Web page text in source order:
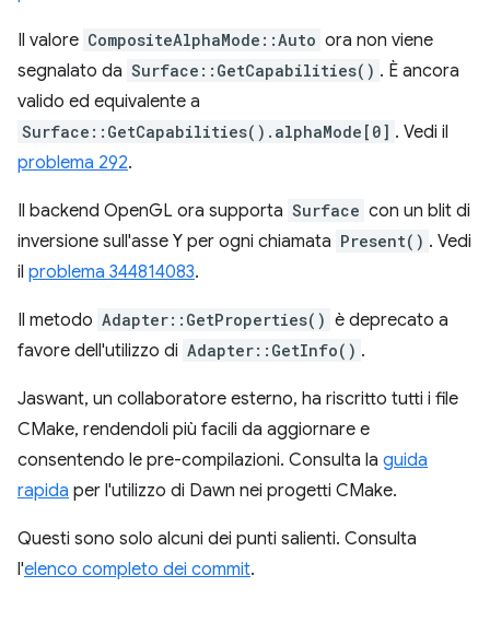
Il valore CompositeAlphaMode::Auto ora non viene
segnalato da Surface::GetCapabilities() . È ancora
valido ed equivalente a
Surface::GetCapabilities().alphaMode[0] . Vedi il
problema 292.
Il backend OpenGL ora supporta Surface con un blit di
inversione sull'asse Y per ogni chiamata Present() . Vedi
il problema 344814083.
Il metodo Adapter::GetProperties() è deprecato a
favore dell'utilizzo di Adapter::GetInfo() .
Jaswant, un collaboratore esterno, ha riscritto tutti i file
CMake, rendendoli più facili da aggiornare e
consentendo le pre-compilazioni. Consulta la guida
rapida per l'utilizzo di Dawn nei progetti CMake.
Questi sono solo alcuni dei punti salienti. Consulta
l'elenco completo dei commit.